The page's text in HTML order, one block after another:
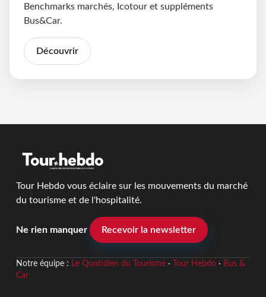
Benchmarks marchés, Icotour et suppléments
Bus&Car.
Découvrir
Tour Hebdo vous éclaire sur les mouvements du marché
du tourisme et de l'hospitalité.
Ne rien manquer Recevoir la newsletter
Notre équipe : Le Quotidien du Tourisme· Tour Hebdo· Bus &
Car